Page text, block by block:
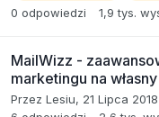
0 odpowiedzi 1,9 tys.
MailWizz -
marketingu na
Przez Lesiu, 21 Lipca 2018